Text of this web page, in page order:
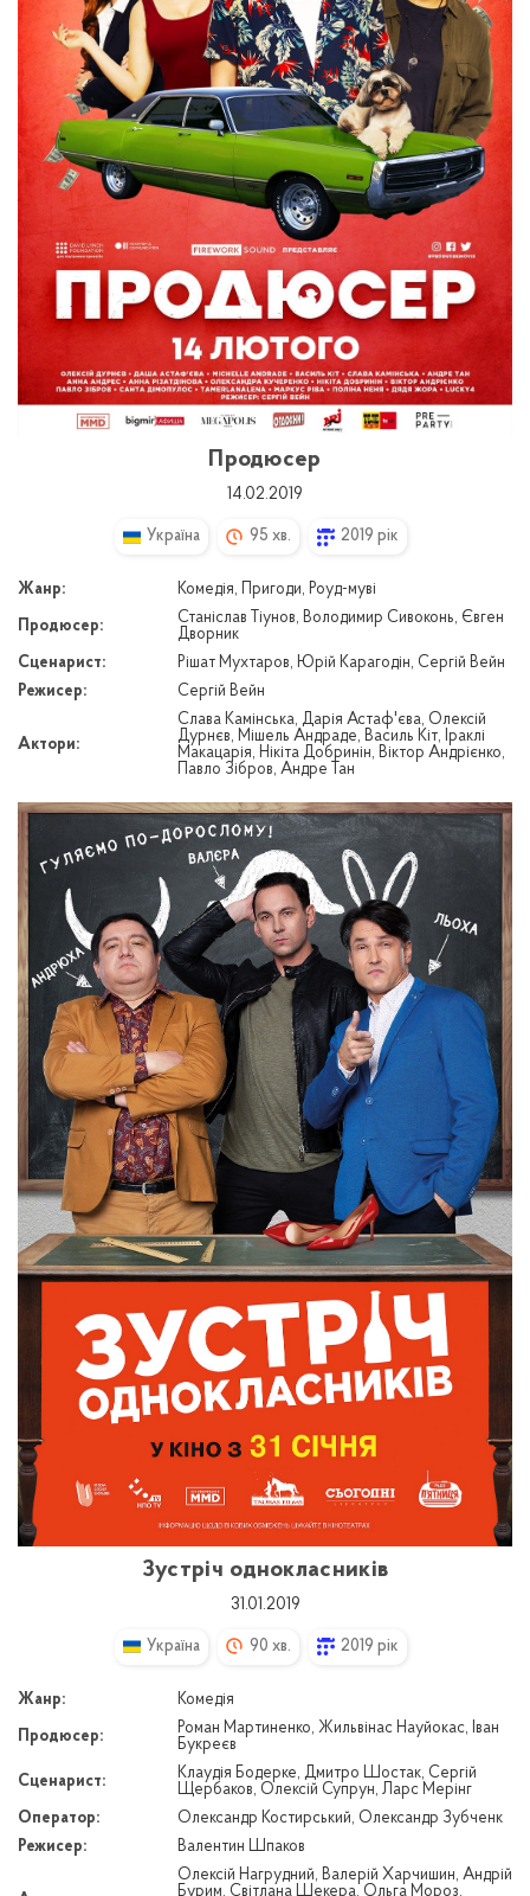
Продюсер
14.02.2019
Україна 95 хв. 2019 рік
Жанр: Комедія, Пригоди, Роуд-муві
Продюсер:
Станіслав Тіунов, Володимир Сивоконь, Євген
Дворник
Сценарист:
Рішат Мухтаров, Юрій Карагодін, Сергій Вейн
Режисер:
Сергій Вейн
Актори:
Слава Камінська, Дарія Астаф'єва, Олексій
Дурнєв, Мішель Андраде, Василь Кіт, Іраклі
Макацарія, Нікіта Добринін, Віктор Андрієнко,
Павло Зібров, Андре Тан
Зустріч однокласників
31.01.2019
Україна 90 хв. 2019 рік
Жанр: Комедія
Продюсер:
Роман Мартиненко, Жильвінас Науйокас, Іван
Букреєв
Сценарист:
Клаудія Бодерке, Дмитро Шостак, Сергій
Щербаков, Олексій Супрун, Ларс Мерінг
Оператор:
Олександр Костирський, Олександр Зубченк
Режисер:
Валентин Шпаков
Олексій Нагрудний, Валерій Харчишин, Андрій
Бурим, Світлана Шекера, Ольга Мороз,